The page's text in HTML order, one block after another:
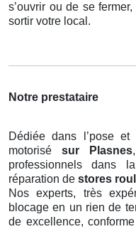
s’ouvrir ou de se
sortir votre local.
Notre prestataire
Dédiée dans l’pose
motorisé sur Plasnes
professionnels dans
réparation de stores
Nos experts, très
blocage en un rien de
de excellence,